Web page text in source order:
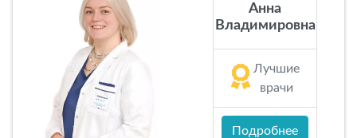
Анна
Владимировна
Лучшие
врачи
Подробнее